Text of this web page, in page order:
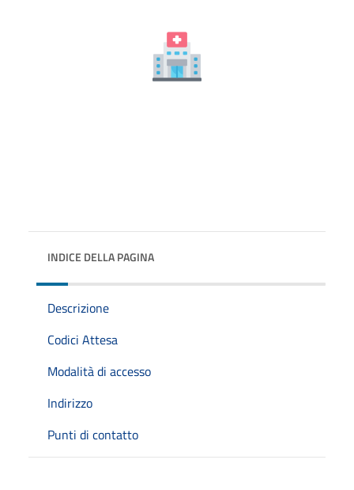
INDICE DELLA PAGINA
Descrizione
Codici Attesa
Modalità di accesso
Indirizzo
Punti di contatto